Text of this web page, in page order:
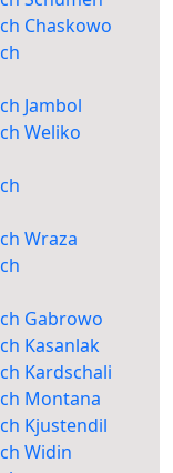
Chaskowo
Jambol
Weliko
Wraza
Gabrowo
Kasanlak
Kardschali
Montana
Kjustendil
Widin